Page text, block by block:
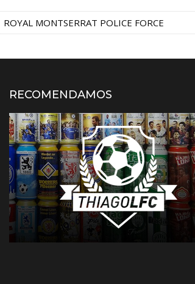
ROYAL MONTSERRAT POLICE FORCE
RECOMENDAMOS